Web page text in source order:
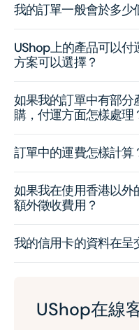
我的訂單一般會於多少
UShop上的產品可以
方案可以選擇？
如果我的訂單中有部
購，付運方面怎樣處理
訂單中的運費怎樣計算
如果我在使用香港以外
額外徵收費用？
我的信用卡的資料在呈
UShop在線